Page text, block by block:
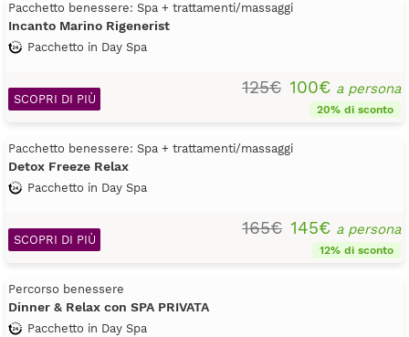
Pacchetto benessere: Spa + trattamenti/massaggi
Incanto Marino Rigenerist
Pacchetto in Day Spa
125€ 100€ a persona
20% di sconto
SCOPRI DI PIÙ
Pacchetto benessere: Spa + trattamenti/massaggi
Detox Freeze Relax
Pacchetto in Day Spa
165€ 145€ a persona
12% di sconto
SCOPRI DI PIÙ
Percorso benessere
Dinner & Relax con SPA PRIVATA
Pacchetto in Day Spa